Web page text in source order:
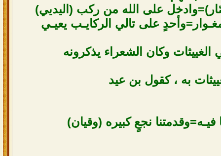
على الله من ركب (اليديي)
على تالي الركايـب يعيـي
الغييثات وكان الشعراء يذكرونه
به ، كقول بن عيد
فيـه=وقدمتنا نجعٍ كبيره (وقيان)